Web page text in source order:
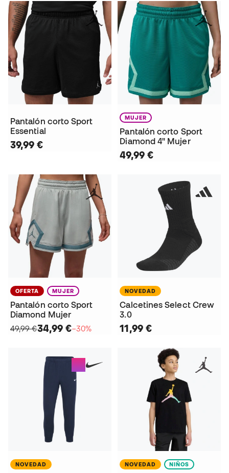
Pantalón corto Sport
Essential
39,99 €
MUJER
Pantalón corto Sport
Diamond 4" Mujer
49,99 €
OFERTA MUJER
Pantalón corto Sport
Diamond Mujer
49,99 €34,99 €−30%
NOVEDAD
Calcetines Select Crew
3.0
11,99 €
NOVEDAD NOVEDAD NIÑOS